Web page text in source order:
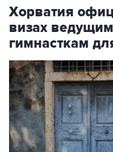
Хорватия
визах
гимнасткам